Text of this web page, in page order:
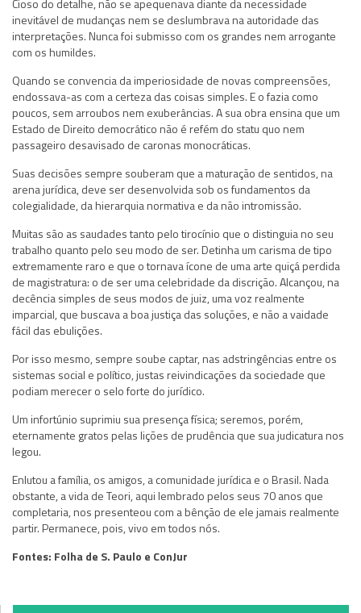
inevitável de mudanças nem se deslumbrava na autoridade das
interpretações. Nunca foi submisso com os grandes nem arrogante
com os humildes.
Quando se convencia da imperiosidade de novas compreensões,
endossava-as com a certeza das coisas simples. E o fazia como
poucos, sem arroubos nem exuberâncias. A sua obra ensina que um
Estado de Direito democrático não é refém do statu quo nem
passageiro desavisado de caronas monocráticas.
Suas decisões sempre souberam que a maturação de sentidos, na
arena jurídica, deve ser desenvolvida sob os fundamentos da
colegialidade, da hierarquia normativa e da não intromissão.
Muitas são as saudades tanto pelo tirocínio que o distinguia no seu
trabalho quanto pelo seu modo de ser. Detinha um carisma de tipo
extremamente raro e que o tornava ícone de uma arte quiçá perdida
de magistratura: o de ser uma celebridade da discrição. Alcançou, na
decência simples de seus modos de juiz, uma voz realmente
imparcial, que buscava a boa justiça das soluções, e não a vaidade
fácil das ebulições.
Por isso mesmo, sempre soube captar, nas adstringências entre os
sistemas social e político, justas reivindicações da sociedade que
podiam merecer o selo forte do jurídico.
Um infortúnio suprimiu sua presença física; seremos, porém,
eternamente gratos pelas lições de prudência que sua judicatura nos
legou.
Enlutou a família, os amigos, a comunidade jurídica e o Brasil. Nada
obstante, a vida de Teori, aqui lembrado pelos seus 70 anos que
completaria, nos presenteou com a bênção de ele jamais realmente
partir. Permanece, pois, vivo em todos nós.
Fontes: Folha de S. Paulo e ConJur